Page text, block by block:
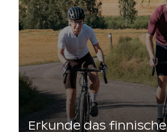
Erkunde das finnische